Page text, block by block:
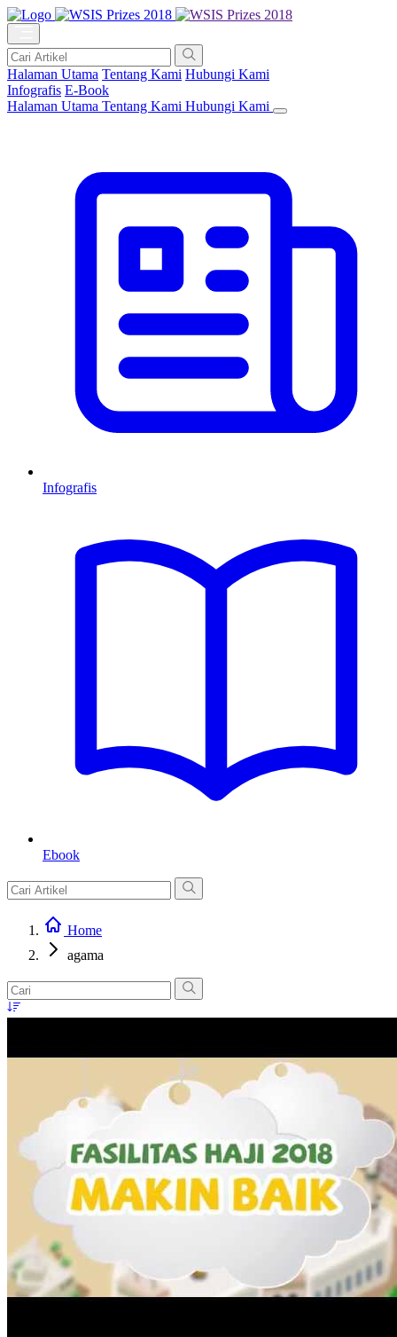
Halaman Utama Tentang Kami Hubungi Kami
Infografis E-Book
Halaman Utama Tentang Kami Hubungi Kami
Infografis
Ebook
Home
agama